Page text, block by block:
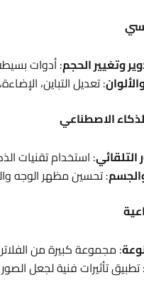
وتغيير الحجم: أدوات
: تعديل التباين،
الاصطناعي
: استخدام تقنيات
: تحسين مظهر الوجه
: مجموعة كبيرة من
: تطبيق تأثيرات فنية لجعل الصور